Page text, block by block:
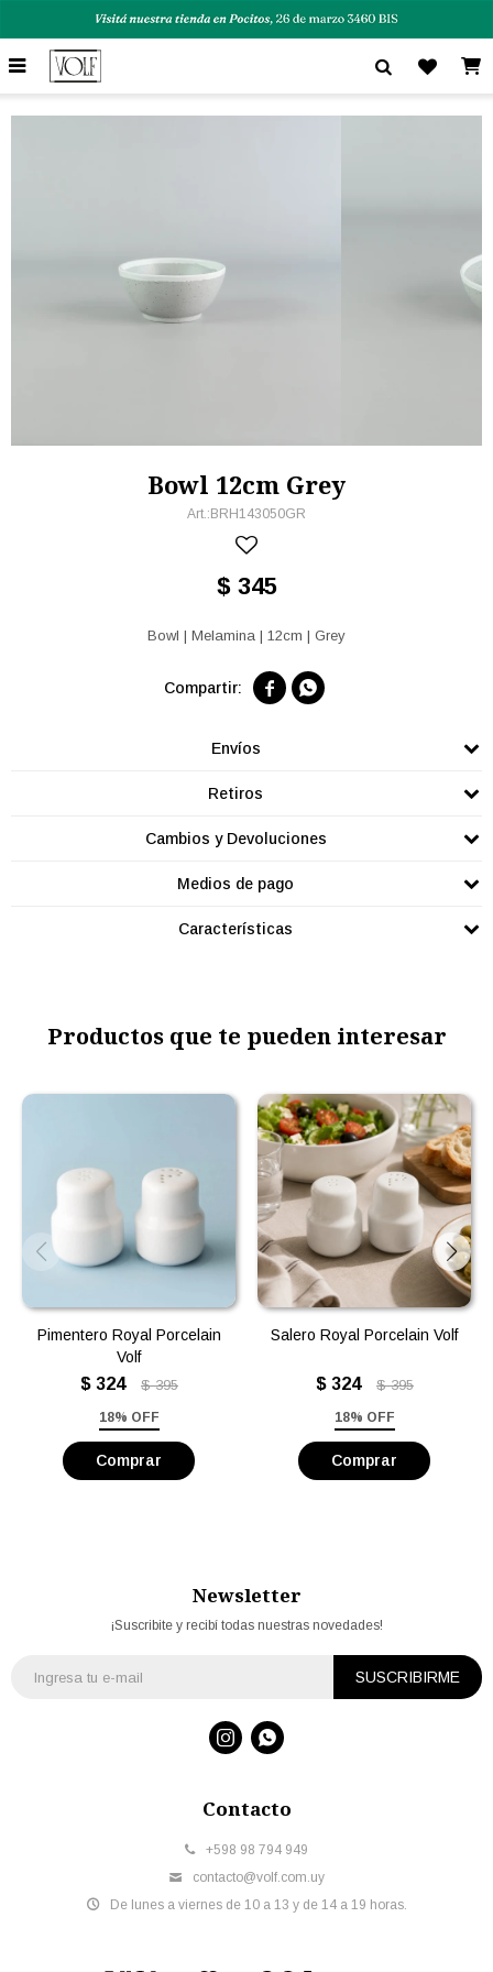

Bowl 12cm Grey
BRH143050GR
$ 345
Bowl | Melamina | 12cm | Grey
 
Envíos
Retiros
Cambios y Devoluciones
Medios de pago
Características
Productos que te pueden interesar
Pimentero Royal Porcelain
Volf
$ 324 $ 395
18% OFF
Salero Royal Porcelain Volf
$ 324 $ 395
18% OFF
Contacto
+598 98 794 949
contacto@volf.com.uy
De lunes a viernes de 10 a 13 y de 14 a 19 horas.
Newsletter
¡Suscribite y recibí todas nuestras novedades!
SUSCRIBIRME
 